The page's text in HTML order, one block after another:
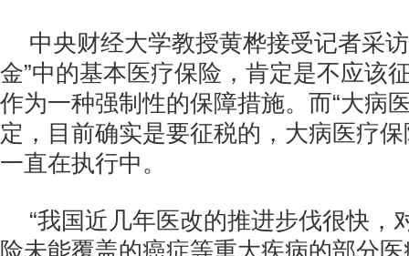
中央财经大学教授黄桦接受记者采
金”中的基本医疗保险，肯定是不应该
作为一种强制性的保障措施。而“大病
定，目前确实是要征税的，大病医疗
一直在执行中。
“我国近几年医改的推进步伐很快，
险未能覆盖的癌症等重大疾病的部分